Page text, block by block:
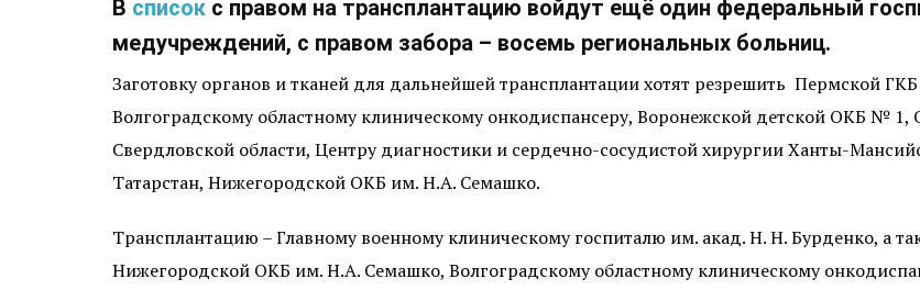
В список с правом на трансплантацию войдут ещё один федеральный
медучреждений, с правом забора – восемь региональных больниц.
Заготовку органов и тканей для дальнейшей трансплантации хотят резрешить Пермской
Волгоградскому областному клиническому онкодиспансеру, Воронежской детской ОКБ № 1,
Свердловской области, Центру диагностики и сердечно-сосудистой хирургии Ханты-
Татарстан, Нижегородской ОКБ им. Н.А. Семашко.
Трансплантацию – Главному военному клиническому госпиталю им. акад. Н. Н. Бурденко, а
Нижегородской ОКБ им. Н.А. Семашко, Волгоградскому областному клиническому